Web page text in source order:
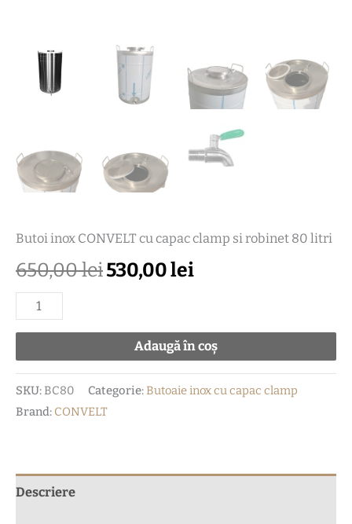
Butoi inox CONVELT cu capac clamp si robinet 80 litri
650,00lei530,00lei
Adaugă în coș
SKU:BC80 Categorie:Butoaie inox cu capac clamp
Brand: CONVELT
Descriere